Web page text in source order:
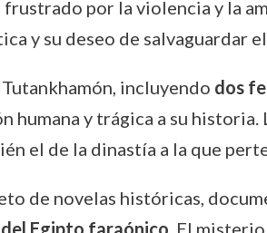
por la violencia y la
y su deseo de salvaguardar
incluyendo dos
humana y trágica a su
el de la dinastía a la que
de novelas históricas,
Egipto faraónico . El